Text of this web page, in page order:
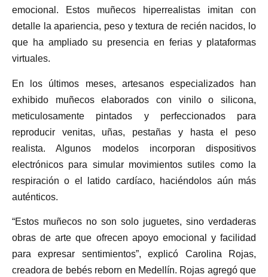
emocional. Estos muñecos hiperrealistas imitan con
detalle la apariencia, peso y textura de recién nacidos, lo
que ha ampliado su presencia en ferias y plataformas
virtuales.
En los últimos meses, artesanos especializados han
exhibido muñecos elaborados con vinilo o silicona,
meticulosamente pintados y perfeccionados para
reproducir venitas, uñas, pestañas y hasta el peso
realista. Algunos modelos incorporan dispositivos
electrónicos para simular movimientos sutiles como la
respiración o el latido cardíaco, haciéndolos aún más
auténticos.
“Estos muñecos no son solo juguetes, sino verdaderas
obras de arte que ofrecen apoyo emocional y facilidad
para expresar sentimientos”, explicó Carolina Rojas,
creadora de bebés reborn en Medellín. Rojas agregó que